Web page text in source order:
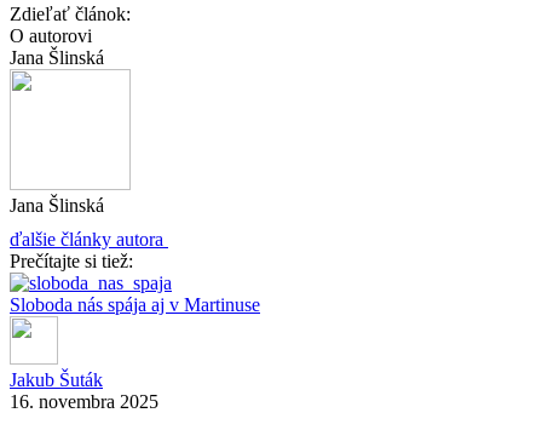
Zdieľať článok:
O autorovi
Jana Šlinská
Jana Šlinská
ďalšie články autora
Prečítajte si tiež:
Sloboda nás spája aj v Martinuse
Jakub Šuták
16. novembra 2025